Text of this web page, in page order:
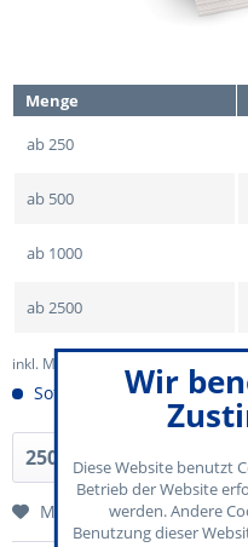
Menge
ab250
ab 500
ab 1000
ab2500
inkl. MwSt.
Sofort versandfertig
Merken
Wir
Diese Website benutzt
Betrieb der Website
werden. Andere
Benutzung dieser